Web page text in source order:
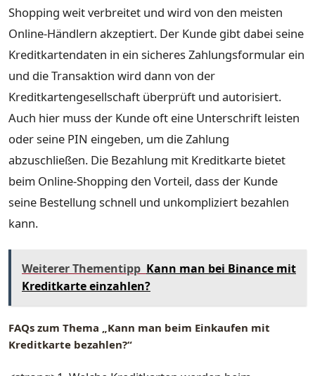
Shopping weit verbreitet und wird von den meisten
Online-Händlern akzeptiert. Der Kunde gibt dabei seine
Kreditkartendaten in ein sicheres Zahlungsformular ein
und die Transaktion wird dann von der
Kreditkartengesellschaft überprüft und autorisiert.
Auch hier muss der Kunde oft eine Unterschrift leisten
oder seine PIN eingeben, um die Zahlung
abzuschließen. Die Bezahlung mit Kreditkarte bietet
beim Online-Shopping den Vorteil, dass der Kunde
seine Bestellung schnell und unkompliziert bezahlen
kann.
Weiterer Thementipp Kann man bei Binance mit
Kreditkarte einzahlen?
FAQs zum Thema „Kann man beim Einkaufen mit
Kreditkarte bezahlen?“